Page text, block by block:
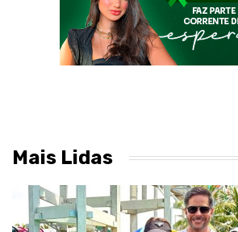
Mais Lidas